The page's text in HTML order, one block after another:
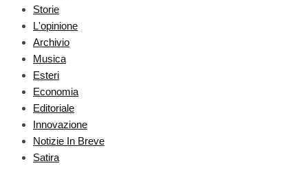
Storie
L'opinione
Archivio
Musica
Esteri
Economia
Editoriale
Innovazione
Notizie In Breve
Satira